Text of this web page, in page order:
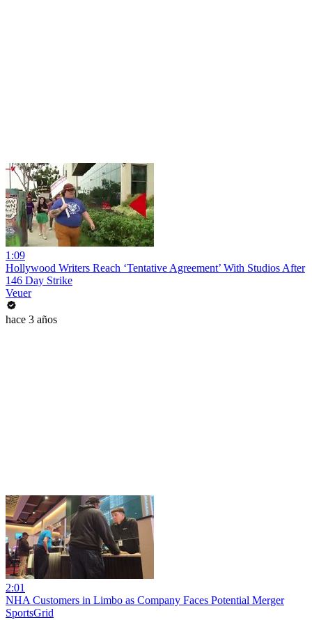
1:09
Hollywood Writers Reach ‘Tentative Agreement’ With Studios After
146 Day Strike
Veuer
hace 3 años
2:01
NHA Customers in Limbo as Company Faces Potential Merger
SportsGrid